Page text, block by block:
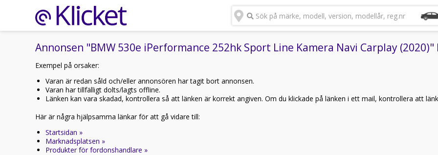
Sök på märke, modell, version, modellår, reg.nr
Annonsen "BMW 530e iPerformance 252hk Sport Line Kamera Navi Carplay
Exempel på orsaker:
Varan är redan såld och/eller annonsören har tagit bort annonsen.
Varan har tillfälligt dolts/lagts offline.
Länken kan vara skadad, kontrollera så att länken är korrekt angiven. Om du klickade på länken i ett mail, kontrollera att
Här är några hjälpsamma länkar för att gå vidare till:
Startsidan »
Marknadsplatsen »
Produkter för fordonshandlare »